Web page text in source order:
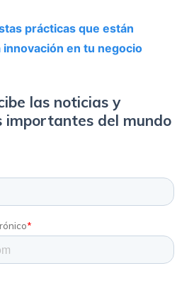
prácticas que están
innovación en tu negocio